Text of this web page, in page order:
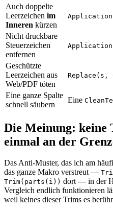
Auch doppelte
Leerzeichen im
Inneren kürzen
Nicht druckbare
Steuerzeichen
entfernen
Geschützte
Leerzeichen aus
Web/PDF töten
Eine ganze Spalte
schnell säubern
Eine
Die Meinung:
einmal an der
Das Anti-Muster, das ich am
das ganze Makro verstreut —
Trim(parts(i)) dort — in der
Vergleich endlich funktionieren
weil keines dieser Trims es